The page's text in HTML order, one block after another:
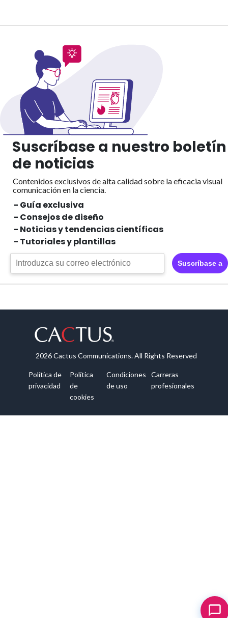
Suscríbase a nuestro boletín
de noticias
Contenidos exclusivos de alta calidad sobre la eficacia visual
comunicación en la ciencia.
- Guía exclusiva
- Consejos de diseño
- Noticias y tendencias científicas
- Tutoriales y plantillas
Suscríbase a
2026 Cactus Communications. All Rights Reserved
Política de
privacidad
Política
de
cookies
Condiciones
de uso
Carreras
profesionales